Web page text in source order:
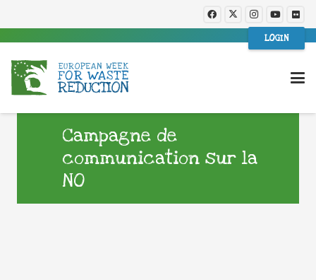
LOGIN
Campagne de
communication sur la
NO